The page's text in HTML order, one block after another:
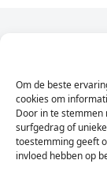
Om de beste
cookies om
Door in te stemmen
surfgedrag of
toestemming geeft
invloed hebben op
Dagelijks
Vul
hier
je
e-
mailadres